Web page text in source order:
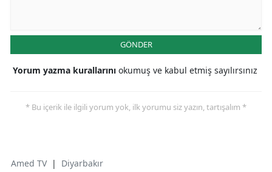
GÖNDER
Yorum yazma kurallarını okumuş ve kabul etmiş sayılırsınız
* Bu içerik ile ilgili yorum yok, ilk yorumu siz yazın, tartışalım *
Amed TV | Diyarbakır